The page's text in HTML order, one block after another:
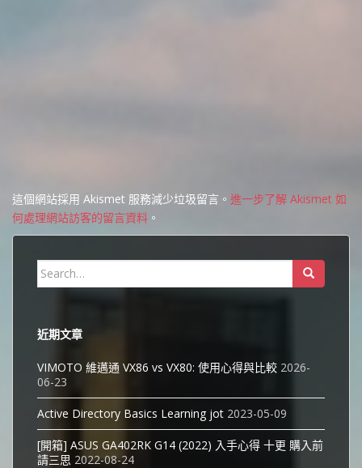
這個網站採用 Akismet 服務減少垃圾留言。 進一步了解 Akismet 如
何處理網站訪客的留言資料 。
Search
for:
近期文章
VIMOTO 維邁通 VX86 vs VX80: 使用心得與比較 2026-
06-23
Active Directory Basics Learning jot 2023-05-09
[開箱] ASUS GA402RK G14 (2022) 入手心得 十更 購入前
請三思 2022-08-24